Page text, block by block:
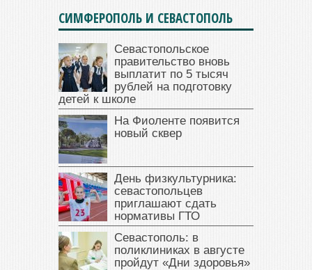
СИМФЕРОПОЛЬ И СЕВАСТОПОЛЬ
Севастопольское
правительство вновь
выплатит по 5 тысяч
рублей на подготовку
детей к школе
На Фиоленте появится
новый сквер
День физкультурника:
севастопольцев
приглашают сдать
нормативы ГТО
Севастополь: в
поликлиниках в августе
пройдут «Дни здоровья»